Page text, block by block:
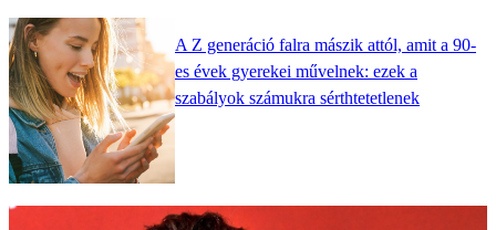
A Z generáció falra mászik attól, amit a 90-
es évek gyerekei művelnek: ezek a
szabályok számukra sérthtetetlenek